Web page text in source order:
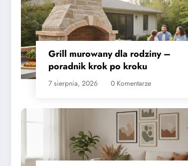
Grill murowany dla rodziny –
poradnik krok po kroku
7 sierpnia, 2026 0 Komentarze